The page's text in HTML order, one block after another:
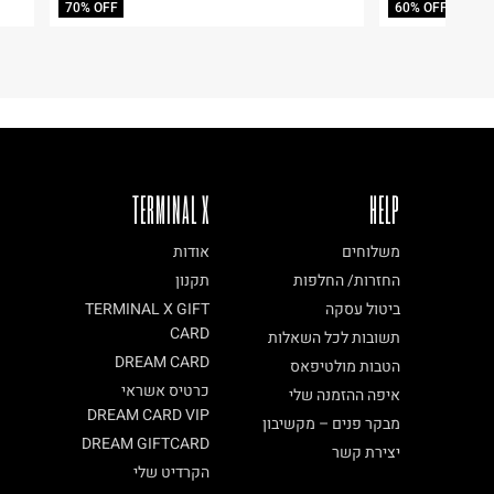
70% OFF 60% OFF
TERMINAL X
אודות
תקנון
TERMINAL X GIFT
CARD
DREAM CARD
כרטיס אשראי
DREAM CARD VIP
DREAM GIFTCARD
הקרדיט שלי
HELP
משלוחים
החזרות/ החלפות
ביטול עסקה
תשובות לכל השאלות
הטבות מולטיפאס
איפה ההזמנה שלי
מבקר פנים – מקשיבון
יצירת קשר